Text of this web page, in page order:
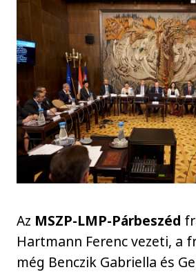
Az MSZP-LMP-Párbeszéd
Hartmann Ferenc vezeti, a
még Benczik Gabriella és